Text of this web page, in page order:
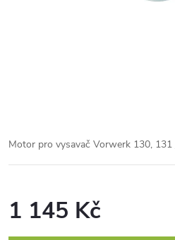
Motor pro vysavač Vorwerk 130, 131
1 145 Kč